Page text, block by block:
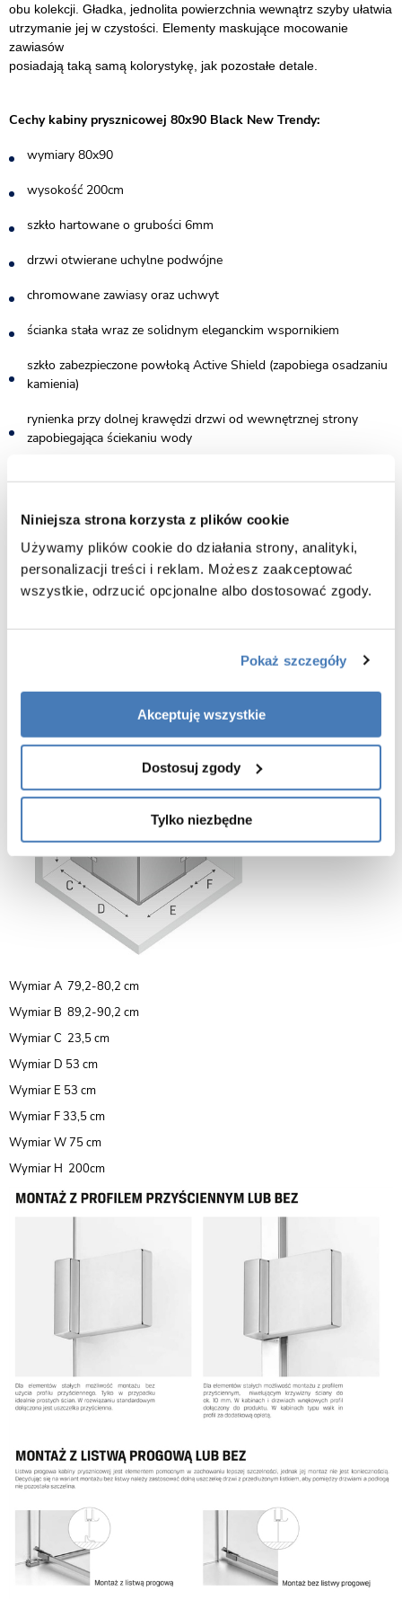
Niniejsza strona korzysta z plików cookie
Używamy plików cookie do działania strony, analityki,
personalizacji treści i reklam. Możesz zaakceptować
wszystkie, odrzucić opcjonalne albo dostosować zgody.
Pokaż szczegóły
Akceptuję wszystkie
Dostosuj zgody
Tylko niezbędne
obu kolekcji. Gładka, jednolita powierzchnia wewnątrz szyby ułatwia
utrzymanie jej w czystości. Elementy maskujące mocowanie
zawiasów
posiadają taką samą kolorystykę, jak pozostałe detale.
Cechy kabiny prysznicowej 80x90 Black New Trendy:
wymiary 80x90
wysokość 200cm
szkło hartowane o grubości 6mm
drzwi otwierane uchylne podwójne
chromowane zawiasy oraz uchwyt
ścianka stała wraz ze solidnym eleganckim wspornikiem
szkło zabezpieczone powłoką Active Shield (zapobiega osadzaniu
kamienia)
rynienka przy dolnej krawędzi drzwi od wewnętrznej strony
zapobiegająca ściekaniu wody
(montaż opcjonalny)
gwarancja 7 lat
Wymiar A 79,2-80,2 cm
Wymiar B 89,2-90,2 cm
Wymiar C 23,5 cm
Wymiar D 53 cm
Wymiar E 53 cm
Wymiar F 33,5 cm
Wymiar W 75 cm
Wymiar H 200cm